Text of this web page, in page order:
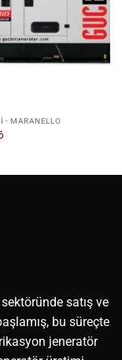
- MARANELLO
satış ve
bu süreçte
jeneratör